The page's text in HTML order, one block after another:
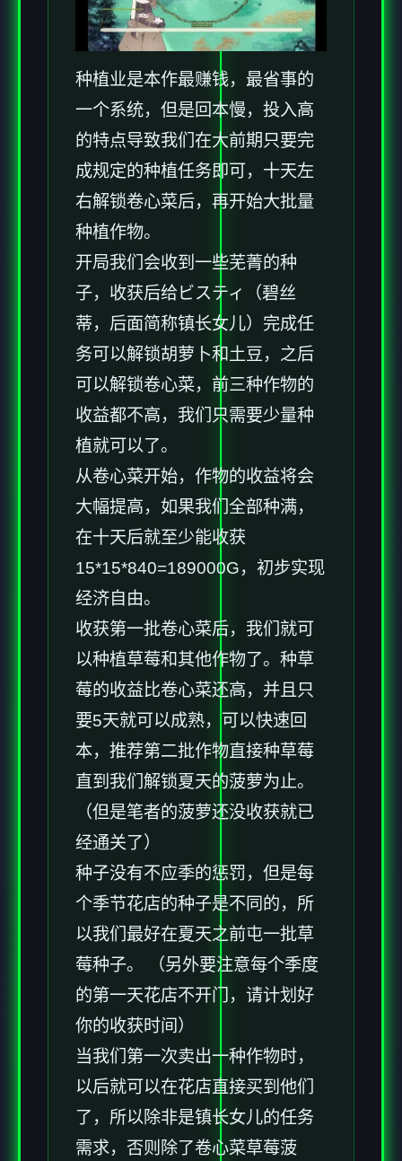
种植业是本作最赚钱，最省事的
一个系统，但是回本慢，投入高
的特点导致我们在大前期只要完
成规定的种植任务即可，十天左
右解锁卷心菜后，再开始大批量
种植作物。
开局我们会收到一些芜菁的种
子，收获后给ビスティ（碧丝
蒂，后面简称镇长女儿）完成任
务可以解锁胡萝卜和土豆，之后
可以解锁卷心菜，前三种作物的
收益都不高，我们只需要少量种
植就可以了。
从卷心菜开始，作物的收益将会
大幅提高，如果我们全部种满，
在十天后就至少能收获
15*15*840=189000G，初步实现
经济自由。
收获第一批卷心菜后，我们就可
以种植草莓和其他作物了。种草
莓的收益比卷心菜还高，并且只
要5天就可以成熟，可以快速回
本，推荐第二批作物直接种草莓
直到我们解锁夏天的菠萝为止。
（但是笔者的菠萝还没收获就已
经通关了）
种子没有不应季的惩罚，但是每
个季节花店的种子是不同的，所
以我们最好在夏天之前屯一批草
莓种子。 （另外要注意每个季度
的第一天花店不开门，请计划好
你的收获时间）
当我们第一次卖出一种作物时，
以后就可以在花店直接买到他们
了，所以除非是镇长女儿的任务
需求，否则除了卷心菜草莓菠